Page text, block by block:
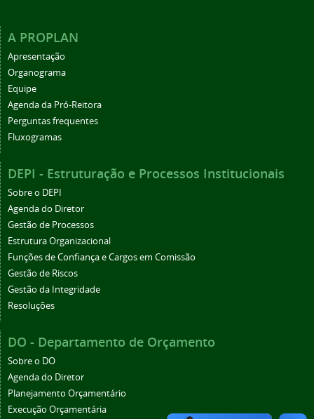
A PROPLAN
Apresentação
Organograma
Equipe
Agenda da Pró-Reitora
Perguntas frequentes
Fluxogramas
DEPI - Estruturação e Processos Institucionais
Sobre o DEPI
Agenda do Diretor
Gestão de Processos
Estrutura Organizacional
Funções de Confiança e Cargos em Comissão
Gestão de Riscos
Gestão da Integridade
Resoluções
DO - Departamento de Orçamento
Sobre o DO
Agenda do Diretor
Planejamento Orçamentário
Execução Orçamentária